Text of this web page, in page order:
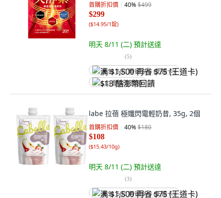
首購折扣價 40%$499
$299
($14.95/1錠)
明天 8/11 (二) 預計送達
(5)
满 $1,500 再省 $75 (王道卡)
$13 酷澎幣回饋
labe 拉蓓 極孅閃電輕奶昔, 35g, 2個
首購折扣價 40%$180
$108
($15.43/10g)
明天 8/11 (二) 預計送達
(3)
满 $1,500 再省 $75 (王道卡)